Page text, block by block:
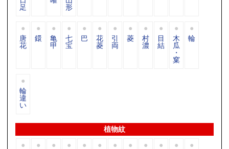
足 形
唐
花
鐶 亀
甲
七
宝
巴 花
菱
引
両
菱 村
濃
目
結
木
瓜
・
窠
輪
輪
違
い
植物紋